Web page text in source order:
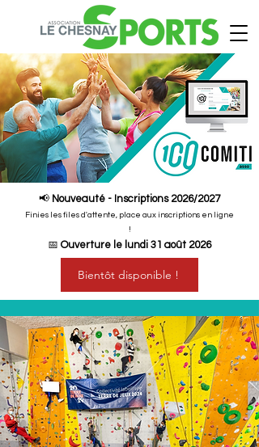
📢 Nouveauté - Inscriptions 2026/2027
Finies les files d'attente, place aux inscriptions en ligne
!
📅 Ouverture le lundi 31 août 2026
Bientôt disponible !